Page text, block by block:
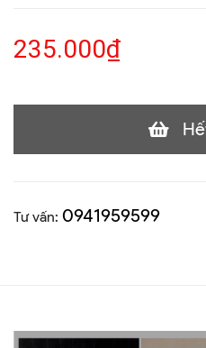
235.000₫
Tư vấn: 0941959599